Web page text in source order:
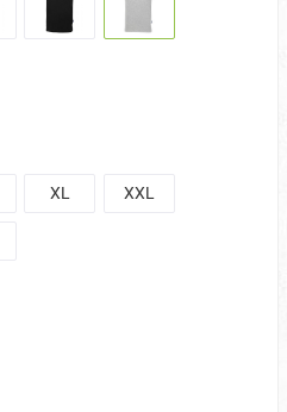
XL XXL